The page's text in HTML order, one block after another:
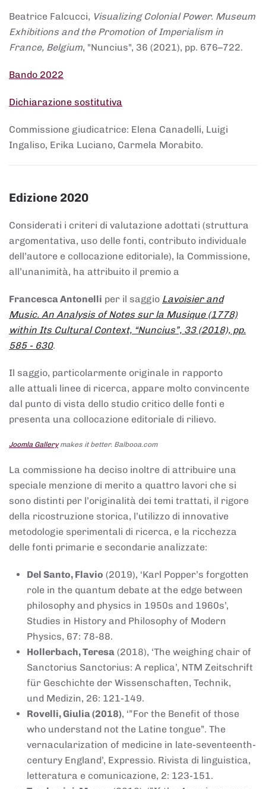
Beatrice Falcucci, Visualizing Colonial Power. Museum
Exhibitions and the Promotion of Imperialism in
France, Belgium, "Nuncius", 36 (2021), pp. 676–722.
Bando 2022
Dichiarazione sostitutiva
Commissione giudicatrice: Elena Canadelli, Luigi
Ingaliso, Erika Luciano, Carmela Morabito.
Edizione 2020
Considerati i criteri di valutazione adottati (struttura
argomentativa, uso delle fonti, contributo individuale
dell’autore e collocazione editoriale), la Commissione,
all’unanimità, ha attribuito il premio a
Francesca Antonelli per il saggio Lavoisier and
Music. An Analysis of Notes sur la Musique (1778)
within Its Cultural Context, “Nuncius”, 33 (2018), pp.
585 - 630.
Il saggio, particolarmente originale in rapporto
alle attuali linee di ricerca, appare molto convincente
dal punto di vista dello studio critico delle fonti e
presenta una collocazione editoriale di rilievo.
Joomla Gallerymakes it better. Balbooa.com
La commissione ha deciso inoltre di attribuire una
speciale menzione di merito a quattro lavori che si
sono distinti per l’originalità dei temi trattati, il rigore
della ricostruzione storica, l’utilizzo di innovative
metodologie sperimentali di ricerca, e la ricchezza
delle fonti primarie e secondarie analizzate:
Del Santo, Flavio (2019), ‘Karl Popper’s forgotten
role in the quantum debate at the edge between
philosophy and physics in 1950s and 1960s’,
Studies in History and Philosophy of Modern
Physics, 67: 78-88.
Hollerbach, Teresa (2018), ‘The weighing chair of
Sanctorius Sanctorius: A replica’, NTM Zeitschrift
für Geschichte der Wissenschaften, Technik,
und Medizin, 26: 121-149.
Rovelli, Giulia (2018), ‘”For the Benefit of those
who understand not the Latine tongue”. The
vernacularization of medicine in late-seventeenth-
century England’, Expressio. Rivista di linguistica,
letteratura e comunicazione, 2: 123-151.